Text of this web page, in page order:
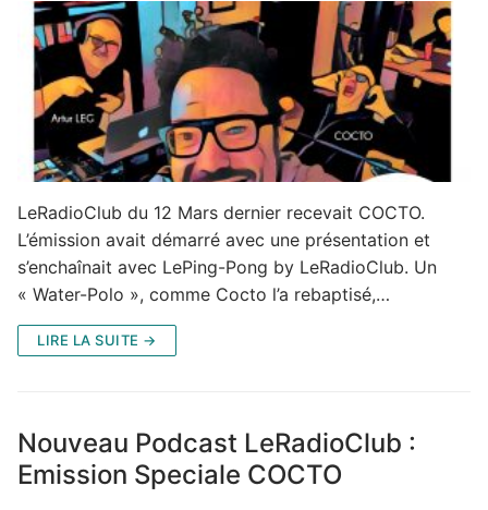
LeRadioClub du 12 Mars dernier recevait COCTO.
L’émission avait démarré avec une présentation et
s’enchaînait avec LePing-Pong by LeRadioClub. Un
« Water-Polo », comme Cocto l’a rebaptisé,…
LIRE LA SUITE →
Nouveau Podcast LeRadioClub :
Emission Speciale COCTO